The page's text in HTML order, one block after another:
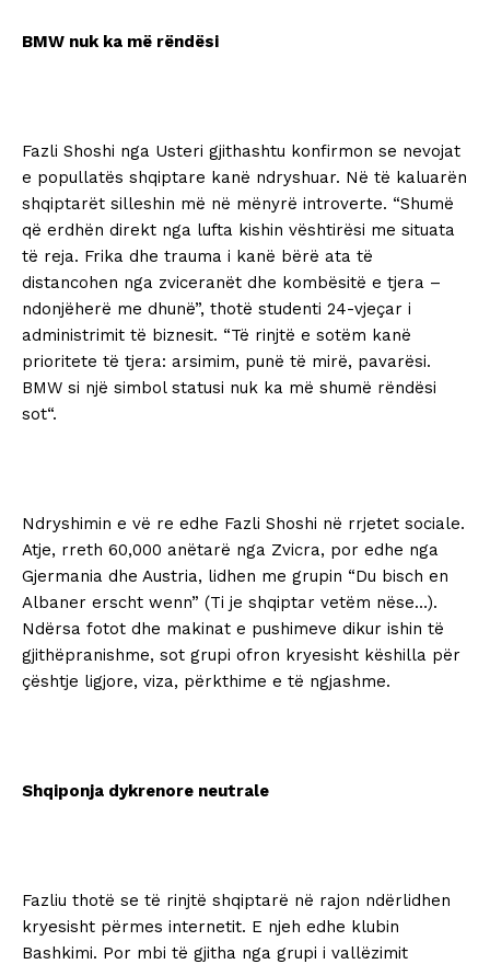
BMW nuk ka më rëndësi
Fazli Shoshi nga Usteri gjithashtu konfirmon se nevojat
e popullatës shqiptare kanë ndryshuar. Në të kaluarën
shqiptarët silleshin më në mënyrë introverte. “Shumë
që erdhën direkt nga lufta kishin vështirësi me situata
të reja. Frika dhe trauma i kanë bërë ata të
distancohen nga zviceranët dhe kombësitë e tjera –
ndonjëherë me dhunë”, thotë studenti 24-vjeçar i
administrimit të biznesit. “Të rinjtë e sotëm kanë
prioritete të tjera: arsimim, punë të mirë, pavarësi.
BMW si një simbol statusi nuk ka më shumë rëndësi
sot“.
Ndryshimin e vë re edhe Fazli Shoshi në rrjetet sociale.
Atje, rreth 60,000 anëtarë nga Zvicra, por edhe nga
Gjermania dhe Austria, lidhen me grupin “Du bisch en
Albaner erscht wenn” (Ti je shqiptar vetëm nëse…).
Ndërsa fotot dhe makinat e pushimeve dikur ishin të
gjithëpranishme, sot grupi ofron kryesisht këshilla për
çështje ligjore, viza, përkthime e të ngjashme.
Shqiponja dykrenore neutrale
Fazliu thotë se të rinjtë shqiptarë në rajon ndërlidhen
kryesisht përmes internetit. E njeh edhe klubin
Bashkimi. Por mbi të gjitha nga grupi i vallëzimit